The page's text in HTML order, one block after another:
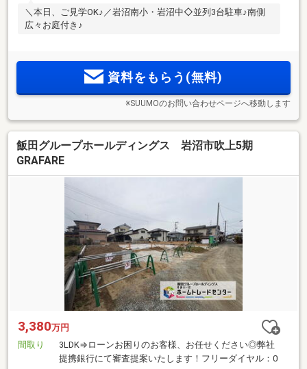
＼本日、ご見学OK♪／岩沼南小・岩沼中◇並列3台駐車♪南側
広々お庭付き♪
資料をもらう(無料)
※SUUMOのお問い合わせページへ移動します
飯田グループホールディングス 岩沼市吹上5期
GRAFARE
3,380万円
間取り
3LDK⇒ローンお困りのお客様、お任せください◎弊社
提携銀行にて審査提案いたします！フリーダイヤル：0